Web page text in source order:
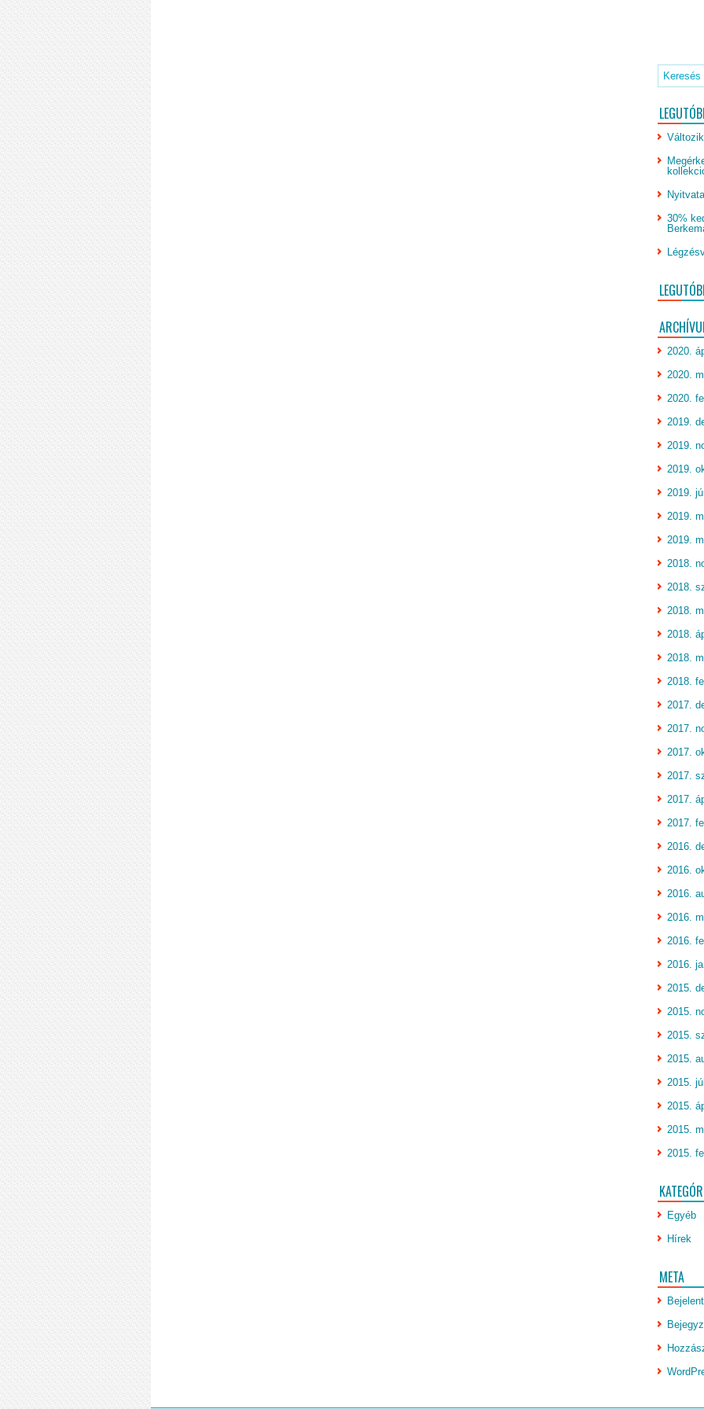
30%
2020.
2020.
2020.
2019.
2019.
2019.
2019.
2019.
2019.
2018.
2018.
2018.
2018.
2018.
2018.
2017.
2017.
2017.
2017.
2017.
2017.
2016.
2016.
2016.
2016.
2016.
2016.
2015.
2015.
2015.
2015.
2015.
2015.
2015.
2015.
Egyéb
Hírek
META